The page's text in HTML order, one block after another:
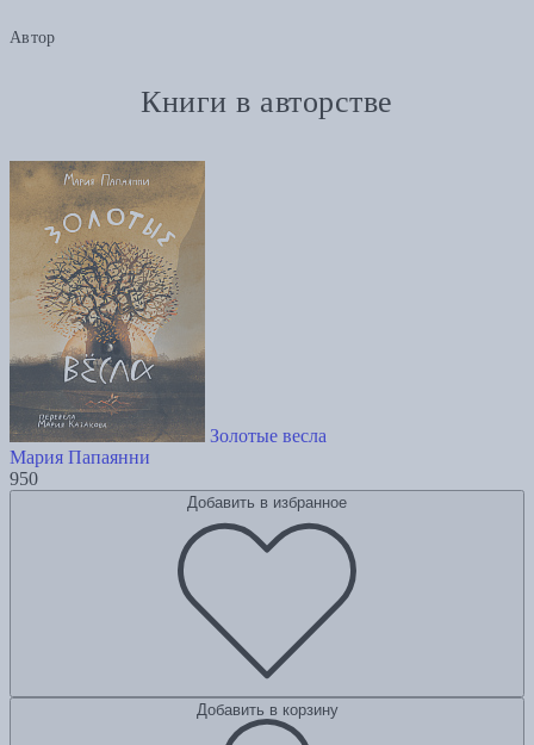
Автор
Книги в авторстве
Золотые весла
Мария Папаянни
950
Добавить в избранное
Добавить в корзину